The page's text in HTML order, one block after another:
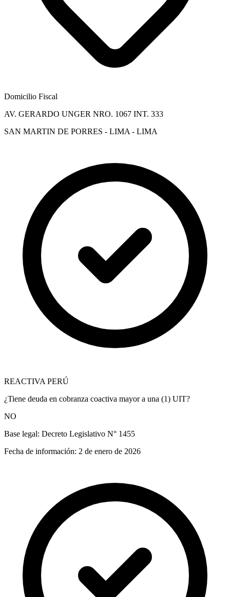
Domicilio Fiscal
AV. GERARDO UNGER NRO. 1067 INT. 333
SAN MARTIN DE PORRES - LIMA - LIMA
REACTIVA PERÚ
¿Tiene deuda en cobranza coactiva mayor a una (1) UIT?
NO
Base legal: Decreto Legislativo N° 1455
Fecha de información: 2 de enero de 2026